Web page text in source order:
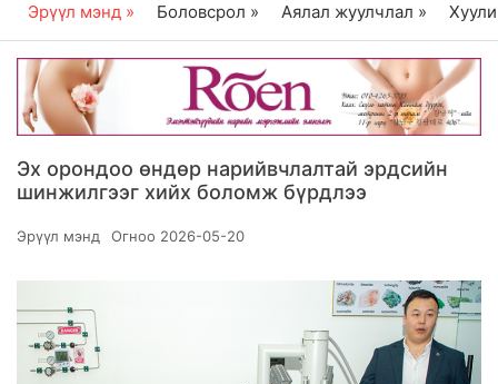
Эрүүл мэнд » Боловсрол » Аялал жуулчлал »
Эх орондоо өндөр нарийвчлалтай эрдсийн
шинжилгээг хийх боломж бүрдлээ
Эрүүл мэнд Огноо 2026-05-20